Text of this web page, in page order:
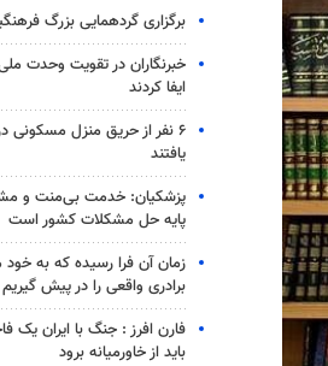
برگزاری گردهمایی بزرگ
خبرنگاران در تقویت وحدت
ایفا کردند
۶ نفر از حریق منزل
یافتند
پزشکیان: خدمت بی‌منت و
پایه حل مشکلات کشور است
زمان آن فرا رسیده که به
برادری واقعی را در پیش گیریم
فارن افرز : جنگ با ایران یک
باید از خاورمیانه برود